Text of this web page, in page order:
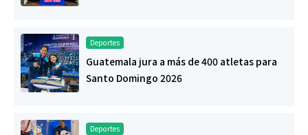
Deportes
Guatemala jura a más de 400 atletas para
Santo Domingo 2026
Deportes